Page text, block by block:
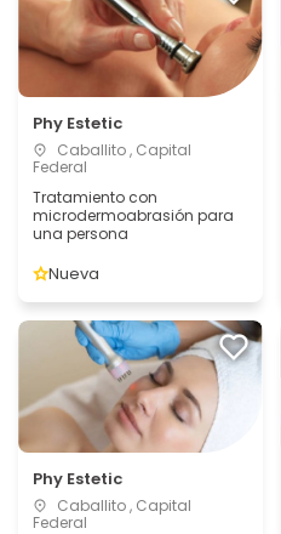
Phy Estetic
Caballito , Capital
Federal
Tratamiento con
microdermoabrasión para
una persona
Nueva
Phy Estetic
Caballito , Capital
Federal